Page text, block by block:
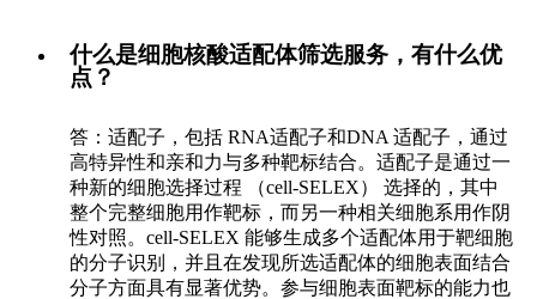
什么是细胞核酸适配体筛选服务，有什么优
点？
答：适配子，包括 RNA适配子和DNA 适配子，通过
高特异性和亲和力与多种靶标结合。适配子是通过一
种新的细胞选择过程 （cell-SELEX） 选择的，其中
整个完整细胞用作靶标，而另一种相关细胞系用作阴
性对照。cell-SELEX 能够生成多个适配体用于靶细胞
的分子识别，并且在发现所选适配体的细胞表面结合
分子方面具有显著优势。参与细胞表面靶标的能力也